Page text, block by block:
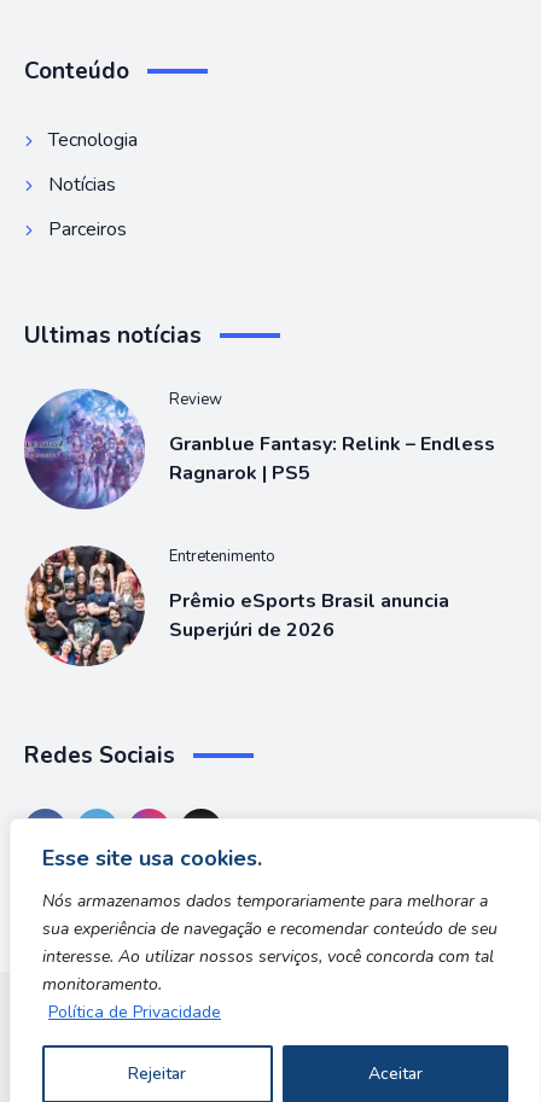
Esse site usa cookies.
Nós armazenamos dados temporariamente para melhorar a
sua experiência de navegação e recomendar conteúdo de seu
interesse. Ao utilizar nossos serviços, você concorda com tal
monitoramento.
Política de Privacidade
Rejeitar Aceitar
Conteúdo
Tecnologia
Notícias
Parceiros
Ultimas notícias
Review
Granblue Fantasy: Relink – Endless
Ragnarok | PS5
Entretenimento
Prêmio eSports Brasil anuncia
Superjúri de 2026
Redes Sociais
Copyright © 2026 | Desenvolvido por Safe Zone